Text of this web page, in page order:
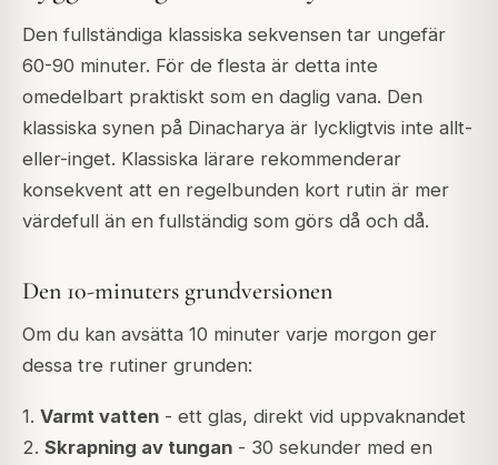
Den fullständiga klassiska sekvensen tar ungefär
60-90 minuter. För de flesta är detta inte
omedelbart praktiskt som en daglig vana. Den
klassiska synen på Dinacharya är lyckligtvis inte allt-
eller-inget. Klassiska lärare rekommenderar
konsekvent att en regelbunden kort rutin är mer
värdefull än en fullständig som görs då och då.
Den 10-minuters grundversionen
Om du kan avsätta 10 minuter varje morgon ger
dessa tre rutiner grunden:
1. Varmt vatten - ett glas, direkt vid uppvaknandet
2. Skrapning av tungan - 30 sekunder med en